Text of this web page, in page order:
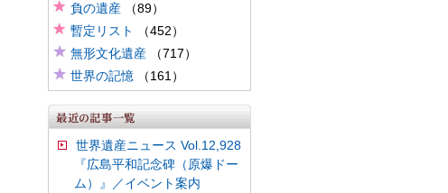
負の遺産（89）
暫定リスト
（452）
無形文化遺産（717）
世界の記憶（161）
世界遺産ニュース Vol.12,928
『広島平和記念碑（原爆ドー
ム）』／イベント案内